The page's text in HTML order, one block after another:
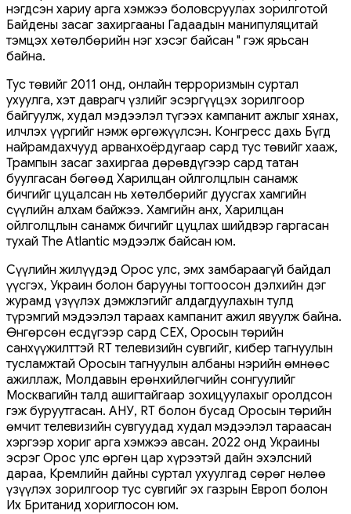
нэгдсэн хариу арга хэмжээ боловсруулах зорилготой
Байдены засаг захиргааны Гадаадын манипуляцитай
тэмцэх хөтөлбөрийн нэг хэсэг байсан " гэж ярьсан
байна.
Тус төвийг 2011 онд, онлайн терроризмын суртал
ухуулга, хэт даврагч үзлийг эсэргүүцэх зорилгоор
байгуулж, худал мэдээлэл түгээх кампанит ажлыг хянах,
илчлэх үүргийг нэмж өргөжүүлсэн. Конгресс дахь Бүгд
найрамдахчууд арванхоёрдугаар сард тус төвийг хааж,
Трампын засаг захиргаа дөрөвдүгээр сард татан
буулгасан бөгөөд Харилцан ойлголцлын санамж
бичгийг цуцалсан нь хөтөлбөрийг дуусгах хамгийн
сүүлийн алхам байжээ. Хамгийн анх, Харилцан
ойлголцлын санамж бичгийг цуцлах шийдвэр гаргасан
тухай The Atlantic мэдээлж байсан юм.
Сүүлийн жилүүдэд Орос улс, эмх замбараагүй байдал
үүсгэх, Украин болон барууны тогтоосон дэлхийн дэг
журамд үзүүлэх дэмжлэгийг алдагдуулахын тулд
түрэмгий мэдээлэл тараах кампанит ажил явуулж байна.
Өнгөрсөн есдүгээр сард СЕХ, Оросын төрийн
санхүүжилттэй RT телевизийн сувгийг, кибер тагнуулын
тусламжтай Оросын тагнуулын албаны нэрийн өмнөөс
ажиллаж, Молдавын ерөнхийлөгчийн сонгуулийг
Москвагийн талд ашигтайгаар зохицуулахыг оролдсон
гэж буруутгасан. АНУ, RT болон бусад Оросын төрийн
өмчит телевизийн сувгуудад худал мэдээлэл тараасан
хэргээр хориг арга хэмжээ авсан. 2022 онд Украины
эсрэг Орос улс өргөн цар хүрээтэй дайн эхэлсний
дараа, Кремлийн дайны суртал ухуулгад сөрөг нөлөө
үзүүлэх зорилгоор тус сувгийг эх газрын Европ болон
Их Британид хориглосон юм.